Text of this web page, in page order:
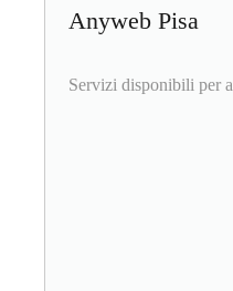
Anyweb Pisa
Servizi disponibili per